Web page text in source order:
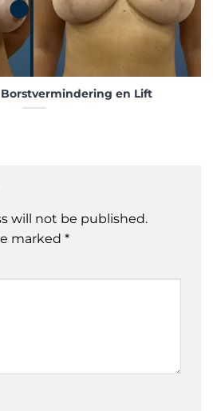
en Lift
will not be published.
marked *